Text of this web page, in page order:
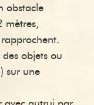
obstacle
mètres,
objets ou
sur une